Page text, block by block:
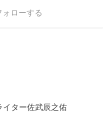
ォローする
イター佐武辰之佑